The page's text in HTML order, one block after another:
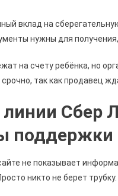
вклад на
нужны для
на счету ребёнка, но
так как продавец
Сбер
поддержки
не показывает
никто не берет